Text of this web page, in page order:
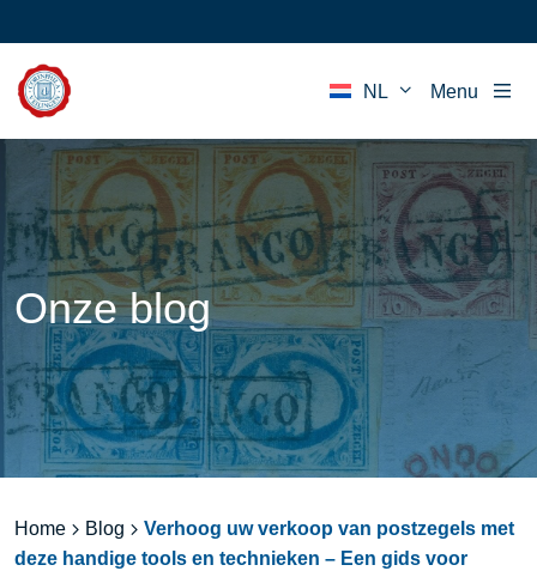
NL Menu
Onze blog
Home Blog
Verhoog uw verkoop van postzegels met
deze handige tools en technieken – Een gids voor